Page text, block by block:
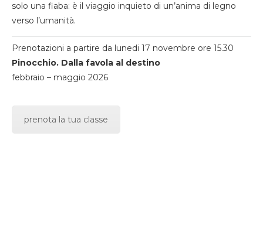
solo una fiaba: è il viaggio inquieto di un’anima di legno
verso l’umanità.
Prenotazioni a partire da lunedi 17 novembre ore 15.30
Pinocchio. Dalla favola al destino
febbraio – maggio 2026
prenota la tua classe